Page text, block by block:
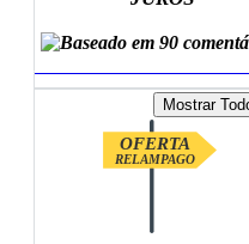
OFERTA
RELAMPAGO